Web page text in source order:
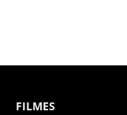
FILMES